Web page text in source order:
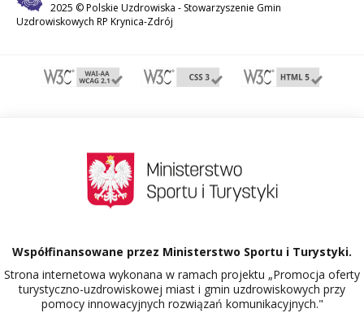
2025 © Polskie Uzdrowiska - Stowarzyszenie Gmin
Uzdrowiskowych RP Krynica-Zdrój
Współfinansowane przez Ministerstwo Sportu i Turystyki.
Strona internetowa wykonana w ramach projektu „Promocja oferty
turystyczno-uzdrowiskowej miast i gmin uzdrowiskowych przy
pomocy innowacyjnych rozwiązań komunikacyjnych."